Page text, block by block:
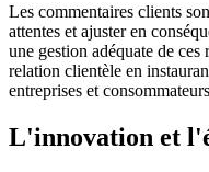
Les commentaires clients
attentes et ajuster en
une gestion adéquate de
relation clientèle en
entreprises et
L'innovation et